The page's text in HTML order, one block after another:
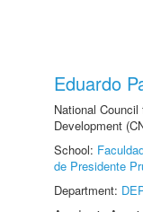
Eduardo
National
Development
School:
de Presidente
Department: